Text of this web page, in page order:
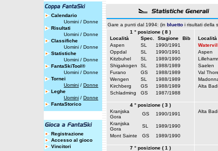
Calendario
Uomini / Donne
Risultati
Uomini / Donne
Classifiche
Uomini / Donne
Statistiche
Uomini / Donne
FantaSkiTool®
Uomini / Donne
Tornei
Uomini / Donne
Leghe
Uomini / Donne
FantaStorico
Registrazione
Accesso al gioco
Vincitori
Gare a punti dal 1994: (in bluetto i risultati della
1 ° posizione ( 8 )
Località
Spec. Stagione
Bib
Aspen
SL
1990/1991
Oppdal
SL
1990/1991
Kitzbuhel
SL
1989/1990
Shigakogen
SL
1988/1989
Furano
GS
1988/1989
Wengen
SL
1988/1989
Kirchberg
GS
1988/1989
Schladming
GS 1987/1988
Località
Aspen
Saelen
Val
Alta
4 ° posizione ( 3 )
Kranjska
Gora
GS
1990/1991
Kranjska
Gora
SL
1989/1990
Mont Sainte
GS 1989/1990
Alta
7 ° posizione ( 1 )